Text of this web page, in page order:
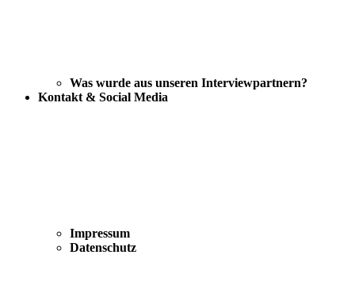
Was wurde aus unseren Interviewpartnern?
Kontakt & Social Media
Impressum
Datenschutz